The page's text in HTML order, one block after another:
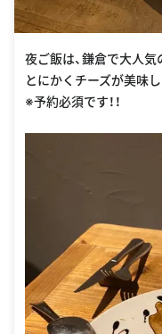
夜ご飯は、鎌倉で大人気
とにかくチーズが美味
※予約必須です！！